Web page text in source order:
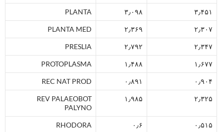
۳٫۴۵۱ ۳٫۰۹۸ PLANTA
۲٫۳۰۷ ۲٫۳۶۹ PLANTA MED
۲٫۳۴۷ ۲٫۷۹۲ PRESLIA
۱٫۶۷۷ ۱٫۴۸۸ PROTOPLASMA
۰٫۹۰۴ ۰٫۸۹۱ REC NAT PROD
۲٫۳۲۵ ۱٫۹۸۵
REV PALAEOBOT
PALYNO
۰٫۵۱۵ ۰٫۶ RHODORA